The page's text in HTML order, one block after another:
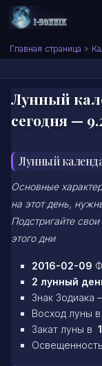
Skip to content
Сонник I-
Главная страница »
Лунный
сегодня —
Лунный
Основные
на этот день,
Подстригайте
этого дни
2016-02-09
2 лунный
Знак Зодиака
Восход луны в
Закат луны в